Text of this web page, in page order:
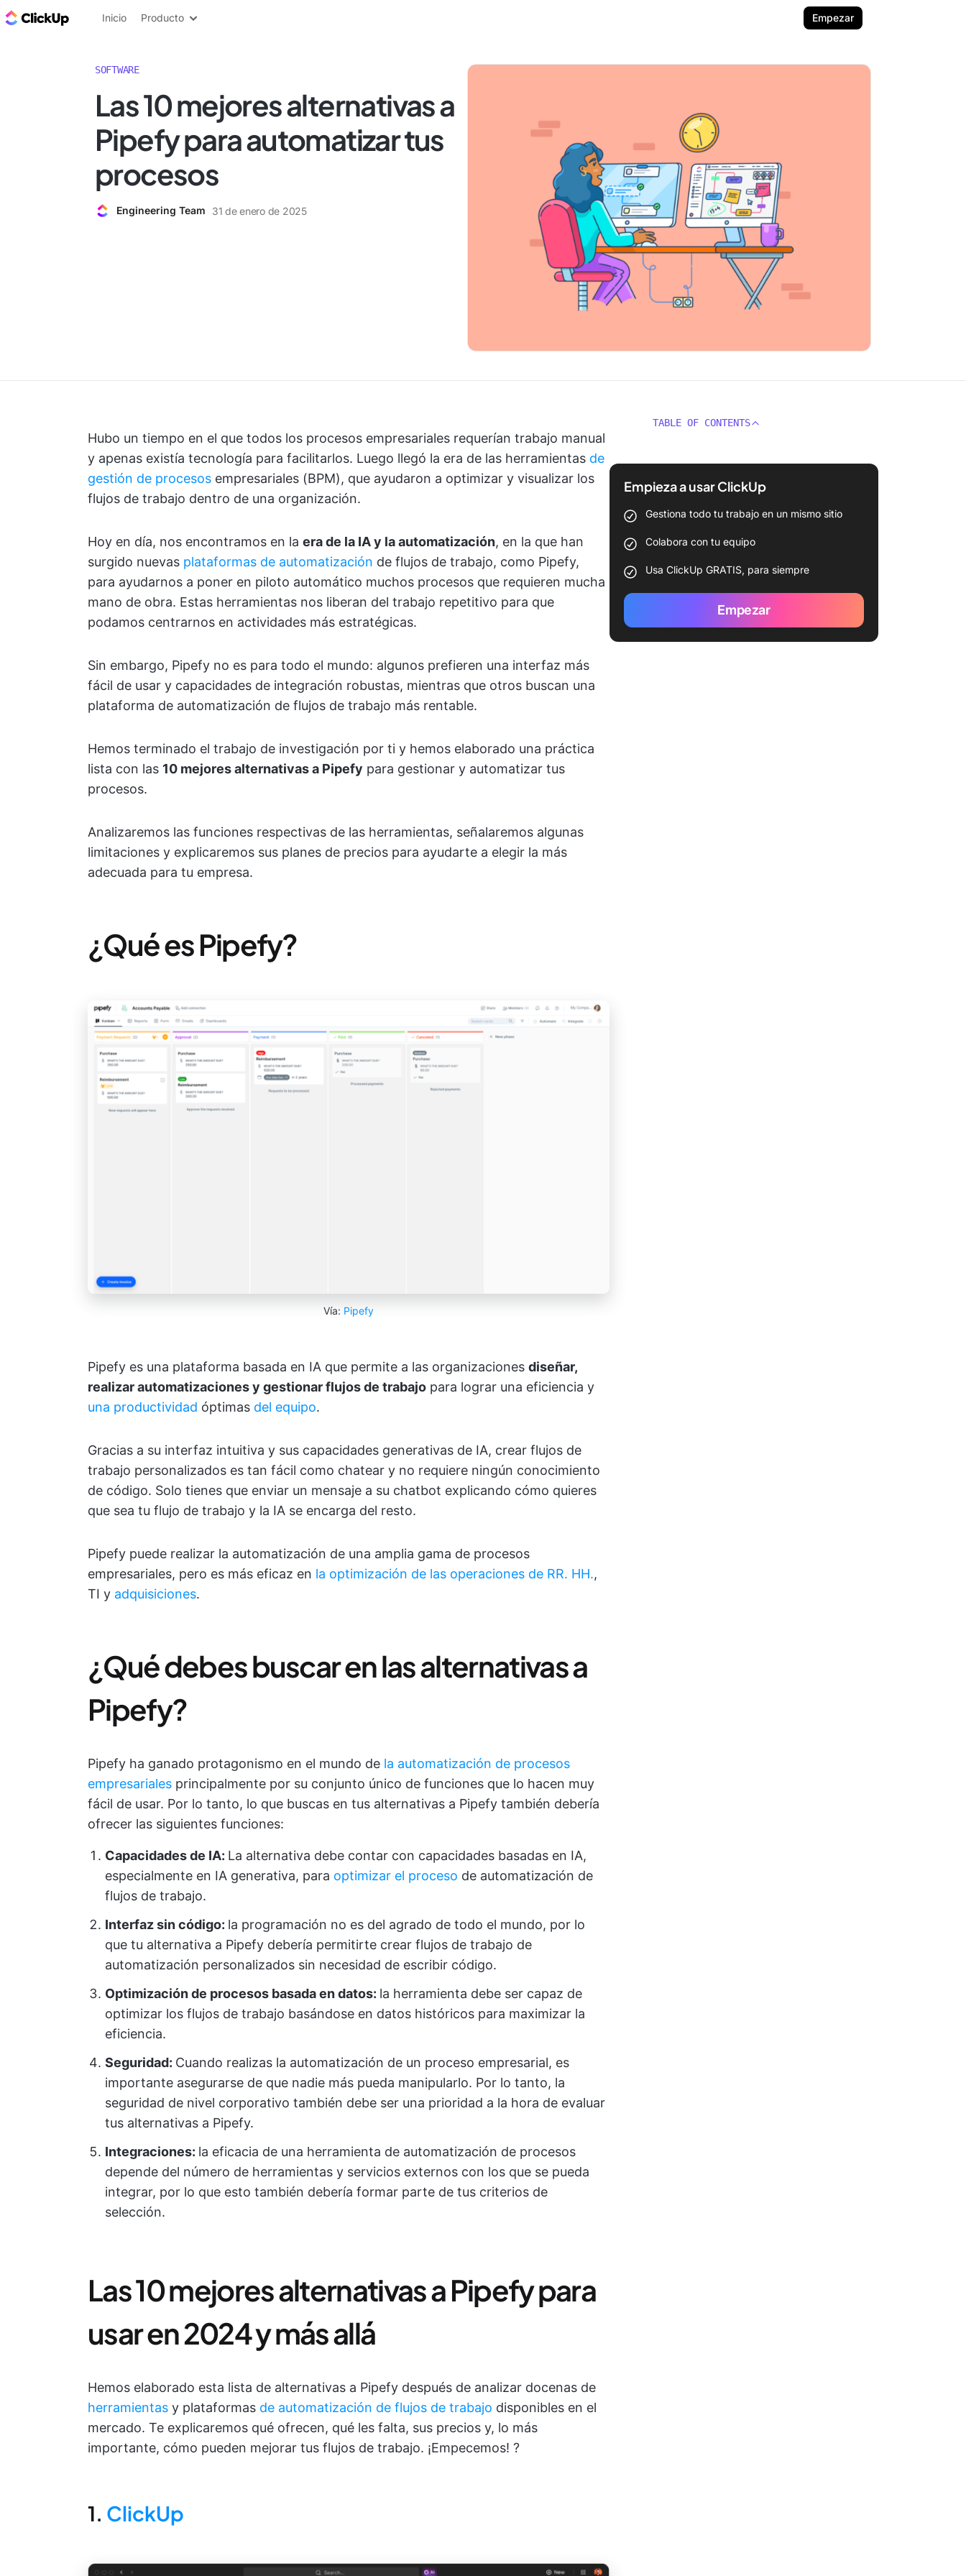
ClickUp Blog
Inicio Producto Empezar
SOFTWARE
Las 10 mejores alternativas a
Pipefy para automatizar tus
procesos
Engineering Team 31 de enero de 2025
Hubo un tiempo en el que todos los procesos empresariales requerían trabajo manual
y apenas existía tecnología para facilitarlos. Luego llegó la era de las herramientas de
gestión de procesos empresariales (BPM), que ayudaron a optimizar y visualizar los
flujos de trabajo dentro de una organización.
Hoy en día, nos encontramos en la era de la IA y la automatización, en la que han
surgido nuevas plataformas de automatización de flujos de trabajo, como Pipefy,
para ayudarnos a poner en piloto automático muchos procesos que requieren mucha
mano de obra. Estas herramientas nos liberan del trabajo repetitivo para que
podamos centrarnos en actividades más estratégicas.
Sin embargo, Pipefy no es para todo el mundo: algunos prefieren una interfaz más
fácil de usar y capacidades de integración robustas, mientras que otros buscan una
plataforma de automatización de flujos de trabajo más rentable.
Hemos terminado el trabajo de investigación por ti y hemos elaborado una práctica
lista con las 10 mejores alternativas a Pipefy para gestionar y automatizar tus
procesos.
Analizaremos las funciones respectivas de las herramientas, señalaremos algunas
limitaciones y explicaremos sus planes de precios para ayudarte a elegir la más
adecuada para tu empresa.
¿Qué es Pipefy?
Vía: Pipefy
Pipefy es una plataforma basada en IA que permite a las organizaciones diseñar,
realizar automatizaciones y gestionar flujos de trabajo para lograr una eficiencia y
una productividad óptimas del equipo.
Gracias a su interfaz intuitiva y sus capacidades generativas de IA, crear flujos de
trabajo personalizados es tan fácil como chatear y no requiere ningún conocimiento
de código. Solo tienes que enviar un mensaje a su chatbot explicando cómo quieres
que sea tu flujo de trabajo y la IA se encarga del resto.
Pipefy puede realizar la automatización de una amplia gama de procesos
empresariales, pero es más eficaz en la optimización de las operaciones de RR. HH.,
TI y adquisiciones.
¿Qué debes buscar en las alternativas a
Pipefy?
Pipefy ha ganado protagonismo en el mundo de la automatización de procesos
empresariales principalmente por su conjunto único de funciones que lo hacen muy
fácil de usar. Por lo tanto, lo que buscas en tus alternativas a Pipefy también debería
ofrecer las siguientes funciones:
Capacidades de IA: La alternativa debe contar con capacidades basadas en IA,
especialmente en IA generativa, para optimizar el proceso de automatización de
flujos de trabajo.
Interfaz sin código: la programación no es del agrado de todo el mundo, por lo
que tu alternativa a Pipefy debería permitirte crear flujos de trabajo de
automatización personalizados sin necesidad de escribir código.
Optimización de procesos basada en datos: la herramienta debe ser capaz de
optimizar los flujos de trabajo basándose en datos históricos para maximizar la
eficiencia.
Seguridad: Cuando realizas la automatización de un proceso empresarial, es
importante asegurarse de que nadie más pueda manipularlo. Por lo tanto, la
seguridad de nivel corporativo también debe ser una prioridad a la hora de evaluar
tus alternativas a Pipefy.
Integraciones: la eficacia de una herramienta de automatización de procesos
depende del número de herramientas y servicios externos con los que se pueda
integrar, por lo que esto también debería formar parte de tus criterios de
selección.
Las 10 mejores alternativas a Pipefy para
usar en 2024 y más allá
Hemos elaborado esta lista de alternativas a Pipefy después de analizar docenas de
herramientas y plataformas de automatización de flujos de trabajo disponibles en el
mercado. Te explicaremos qué ofrecen, qué les falta, sus precios y, lo más
importante, cómo pueden mejorar tus flujos de trabajo. ¡Empecemos! ?
1. ClickUp
TABLE OF CONTENTS
Empieza a usar ClickUp
Gestiona todo tu trabajo en un mismo sitio
Colabora con tu equipo
Usa ClickUp GRATIS, para siempre
Empezar